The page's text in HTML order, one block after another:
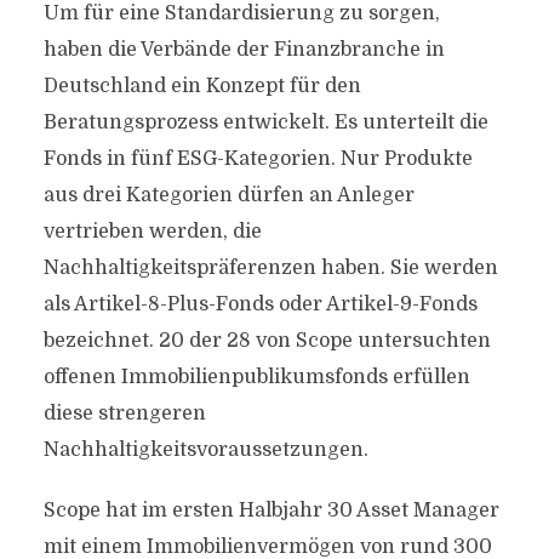
Um für eine Standardisierung zu sorgen,
haben die Verbände der Finanzbranche in
Deutschland ein Konzept für den
Beratungsprozess entwickelt. Es unterteilt die
Fonds in fünf ESG-Kategorien. Nur Produkte
aus drei Kategorien dürfen an Anleger
vertrieben werden, die
Nachhaltigkeitspräferenzen haben. Sie werden
als Artikel-8-Plus-Fonds oder Artikel-9-Fonds
bezeichnet. 20 der 28 von Scope untersuchten
offenen Immobilienpublikumsfonds erfüllen
diese strengeren
Nachhaltigkeitsvoraussetzungen.
Scope hat im ersten Halbjahr 30 Asset Manager
mit einem Immobilienvermögen von rund 300